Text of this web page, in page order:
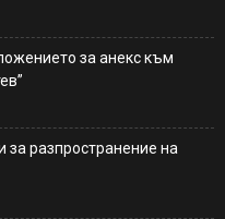
за анекс към
разпространение на